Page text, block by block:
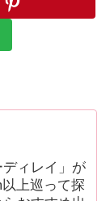
ィレイ」が
上巡って探